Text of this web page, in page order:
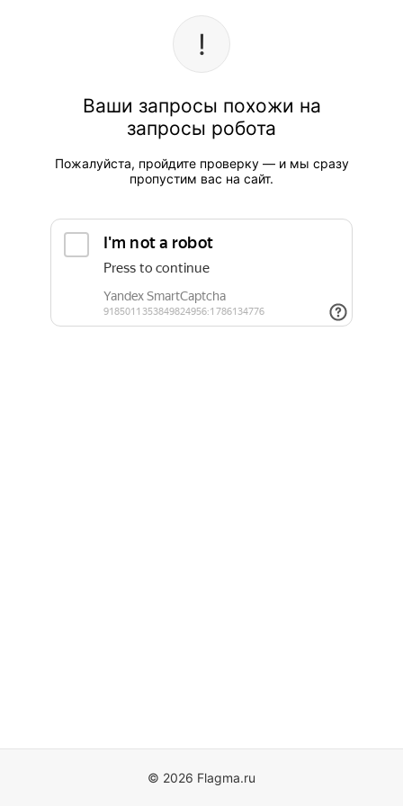
Ваши запросы похожи на
запросы робота
Пожалуйста, пройдите проверку — и мы сразу
пропустим вас на сайт.
© 2026 Flagma.ru